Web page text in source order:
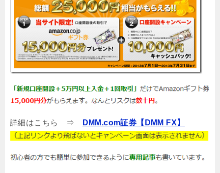
詳細はこちら ⇒ DMM.com証券【DMM FX】